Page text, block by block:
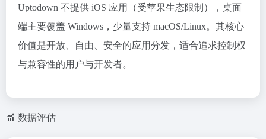
Uptodown 不提供 iOS 应用（受苹果生态限制），桌面
端主要覆盖 Windows，少量支持 macOS/Linux。其核心
价值是开放、自由、安全的应用分发，适合追求控制权
与兼容性的用户与开发者。
数据评估